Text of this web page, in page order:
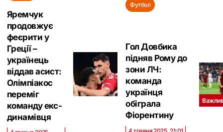
Яремчук
продовжує
феєрити у
Греції –
українець
віддав асист:
Олімпіакос
переміг
команду екс-
динамівця
Футбол
Гол Довбика
підняв Рому до
зони ЛЧ:
команда
українця
обіграла
Фіорентину